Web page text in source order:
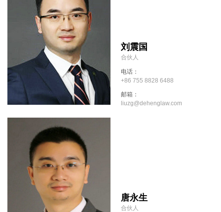
刘震国
合伙人
电话：
+86 755 8828 6488
邮箱：
liuzg@dehenglaw.com
唐永生
合伙人